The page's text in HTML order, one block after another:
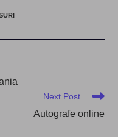
Next Post
Autografe online